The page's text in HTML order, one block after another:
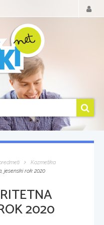
Kozmetika
jesenski rok 2020
2020